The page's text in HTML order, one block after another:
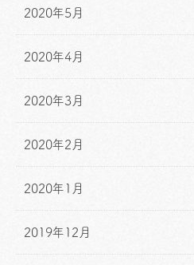
2020年5月
2020年4月
2020年3月
2020年2月
2020年1月
2019年12月